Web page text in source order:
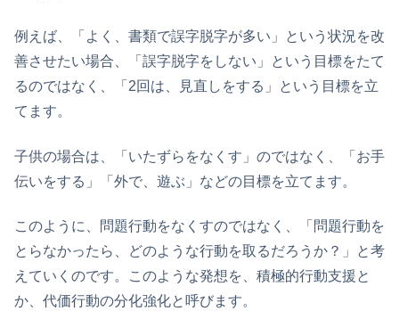
例えば、「よく、書類で誤字脱字が多い」という状況を改
善させたい場合、「誤字脱字をしない」という目標をたて
るのではなく、「2回は、見直しをする」という目標を立
てます。
子供の場合は、「いたずらをなくす」のではなく、「お手
伝いをする」「外で、遊ぶ」などの目標を立てます。
このように、問題行動をなくすのではなく、「問題行動を
とらなかったら、どのような行動を取るだろうか？」と考
えていくのです。このような発想を、積極的行動支援と
か、代価行動の分化強化と呼びます。